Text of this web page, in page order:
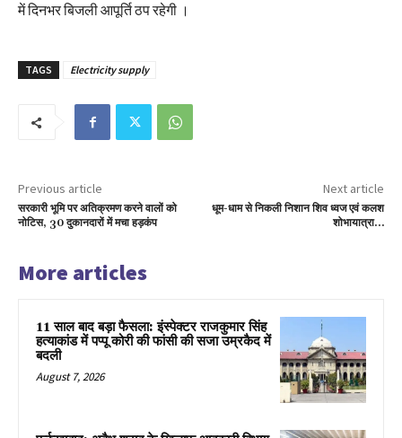
में दिनभर बिजली आपूर्ति ठप रहेगी ।
TAGS Electricity supply
Previous article
सरकारी भूमि पर अतिक्रमण करने वालों को
नोटिस, 30 दुकानदारों में मचा हड़कंप
Next article
धूम-धाम से निकली निशान शिव ध्वज एवं कलश
शोभायात्रा…
More articles
11 साल बाद बड़ा फैसला: इंस्पेक्टर राजकुमार सिंह
हत्याकांड में पप्पू कोरी की फांसी की सजा उम्रकैद में
बदली
August 7, 2026